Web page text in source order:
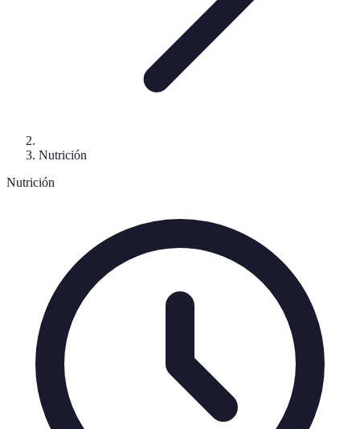
Nutrición
Nutrición